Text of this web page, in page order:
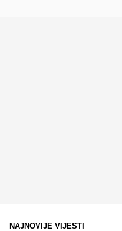
NAJNOVIJE VIJESTI